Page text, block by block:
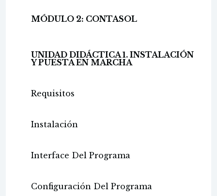
MÓDULO 2: CONTASOL
UNIDAD DIDÁCTICA 1. INSTALACIÓN
Y PUESTA EN MARCHA
Requisitos
Instalación
Interface Del Programa
Configuración Del Programa